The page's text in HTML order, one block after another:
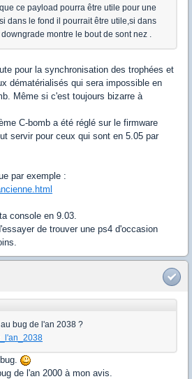
ce payload pourra être utile pour une
dans le fond il pourrait être utile,si dans
montre le bout de sont nez .
pour la synchronisation des trophées et
dématérialisés qui sera impossible en
Même si c'est toujours bizarre à
C-bomb a été réglé sur le firmware
servir pour ceux qui sont en 5.05 par
par exemple :
console en 9.03.
de trouver une ps4 d'occasion
bug de l'an 2038 ?
de l'an 2000 à mon avis.